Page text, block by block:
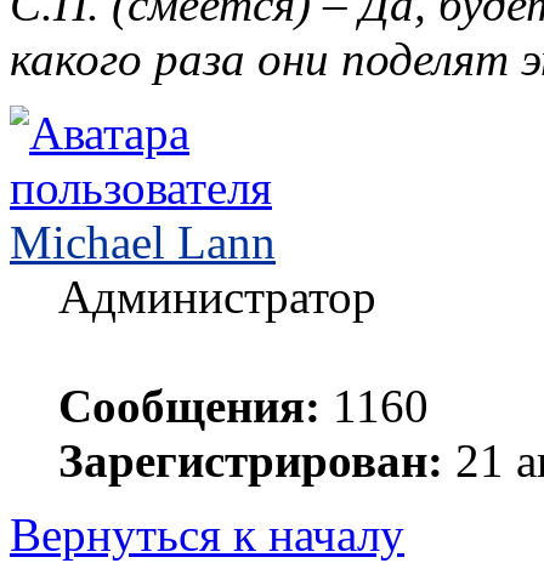
какого раза они поделят
Michael Lann
Администратор
Сообщения: 1160
Зарегистрирован: 21
Вернуться к началу